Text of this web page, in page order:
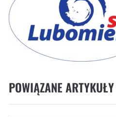
POWIĄZANE ARTYKUŁY